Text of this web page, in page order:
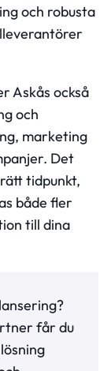
och robusta
Askås också
och
marketing
Det
tidpunkt,
både fler
till dina
får du